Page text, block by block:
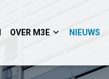
OVER M3E NIEUWS